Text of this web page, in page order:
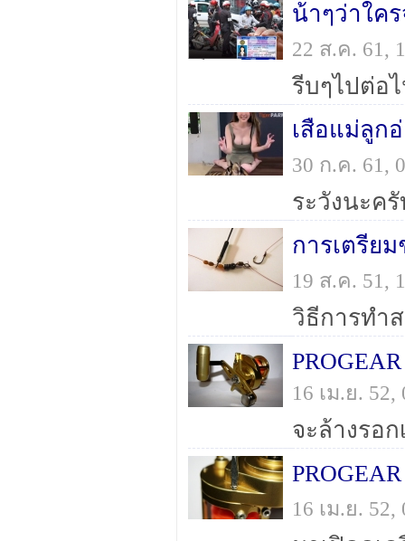
น้าๆว่าใค
22 ส.ค. 61,
เสือแม่ลูก
30 ก.ค. 61,
ระวังนะค
การเตรีย
19 ส.ค. 51,
วิธีการทำ
16 เม.ย.
16 เม.ย.